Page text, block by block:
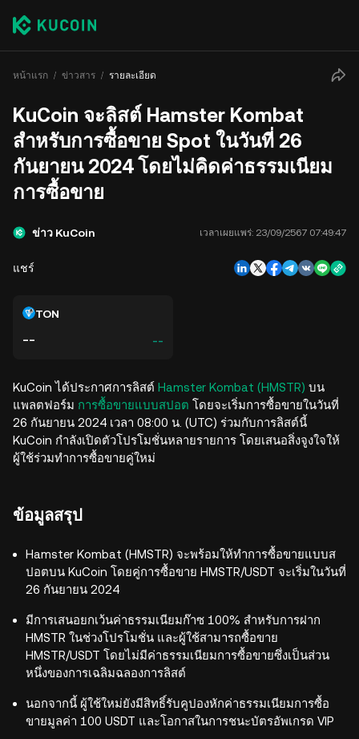
หน้าแรก ข่าวสาร รายละเอียด
KuCoin จะลิสต์ Hamster Kombat
สำหรับการซื้อขาย Spot ในวันที่ 26
กันยายน 2024 โดยไม่คิดค่าธรรมเนียม
การซื้อขาย
ข่าว KuCoin เวลาเผยแพร่: 23/09/2567 07:49:47
แชร์
TON
-- --
KuCoin ได้ประกาศการลิสต์ Hamster Kombat (HMSTR) บน
แพลตฟอร์ม การซื้อขายแบบสปอต โดยจะเริ่มการซื้อขายในวันที่
26 กันยายน 2024 เวลา 08:00 น. (UTC) ร่วมกับการลิสต์นี้
KuCoin กำลังเปิดตัวโปรโมชั่นหลายรายการ โดยเสนอสิ่งจูงใจให้
ผู้ใช้ร่วมทำการซื้อขายคู่ใหม่
ข้อมูลสรุป
Hamster Kombat (HMSTR) จะพร้อมให้ทำการซื้อขายแบบส
ปอตบน KuCoin โดยคู่การซื้อขาย HMSTR/USDT จะเริ่มในวันที่
26 กันยายน 2024
มีการเสนอยกเว้นค่าธรรมเนียมก๊าซ 100% สำหรับการฝาก
HMSTR ในช่วงโปรโมชั่น และผู้ใช้สามารถซื้อขาย
HMSTR/USDT โดยไม่มีค่าธรรมเนียมการซื้อขายซึ่งเป็นส่วน
หนึ่งของการเฉลิมฉลองการลิสต์
นอกจากนี้ ผู้ใช้ใหม่ยังมีสิทธิ์รับคูปองหักค่าธรรมเนียมการซื้อ
ขายมูลค่า 100 USDT และโอกาสในการชนะบัตรอัพเกรด VIP